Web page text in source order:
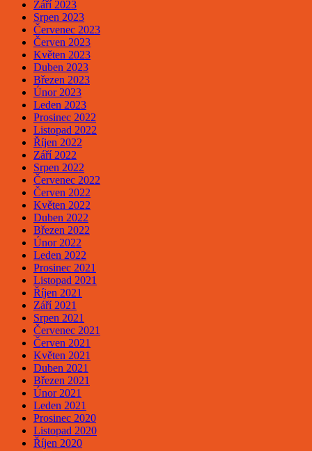
Září 2023
Srpen 2023
Červenec 2023
Červen 2023
Květen 2023
Duben 2023
Březen 2023
Únor 2023
Leden 2023
Prosinec 2022
Listopad 2022
Říjen 2022
Září 2022
Srpen 2022
Červenec 2022
Červen 2022
Květen 2022
Duben 2022
Březen 2022
Únor 2022
Leden 2022
Prosinec 2021
Listopad 2021
Říjen 2021
Září 2021
Srpen 2021
Červenec 2021
Červen 2021
Květen 2021
Duben 2021
Březen 2021
Únor 2021
Leden 2021
Prosinec 2020
Listopad 2020
Říjen 2020